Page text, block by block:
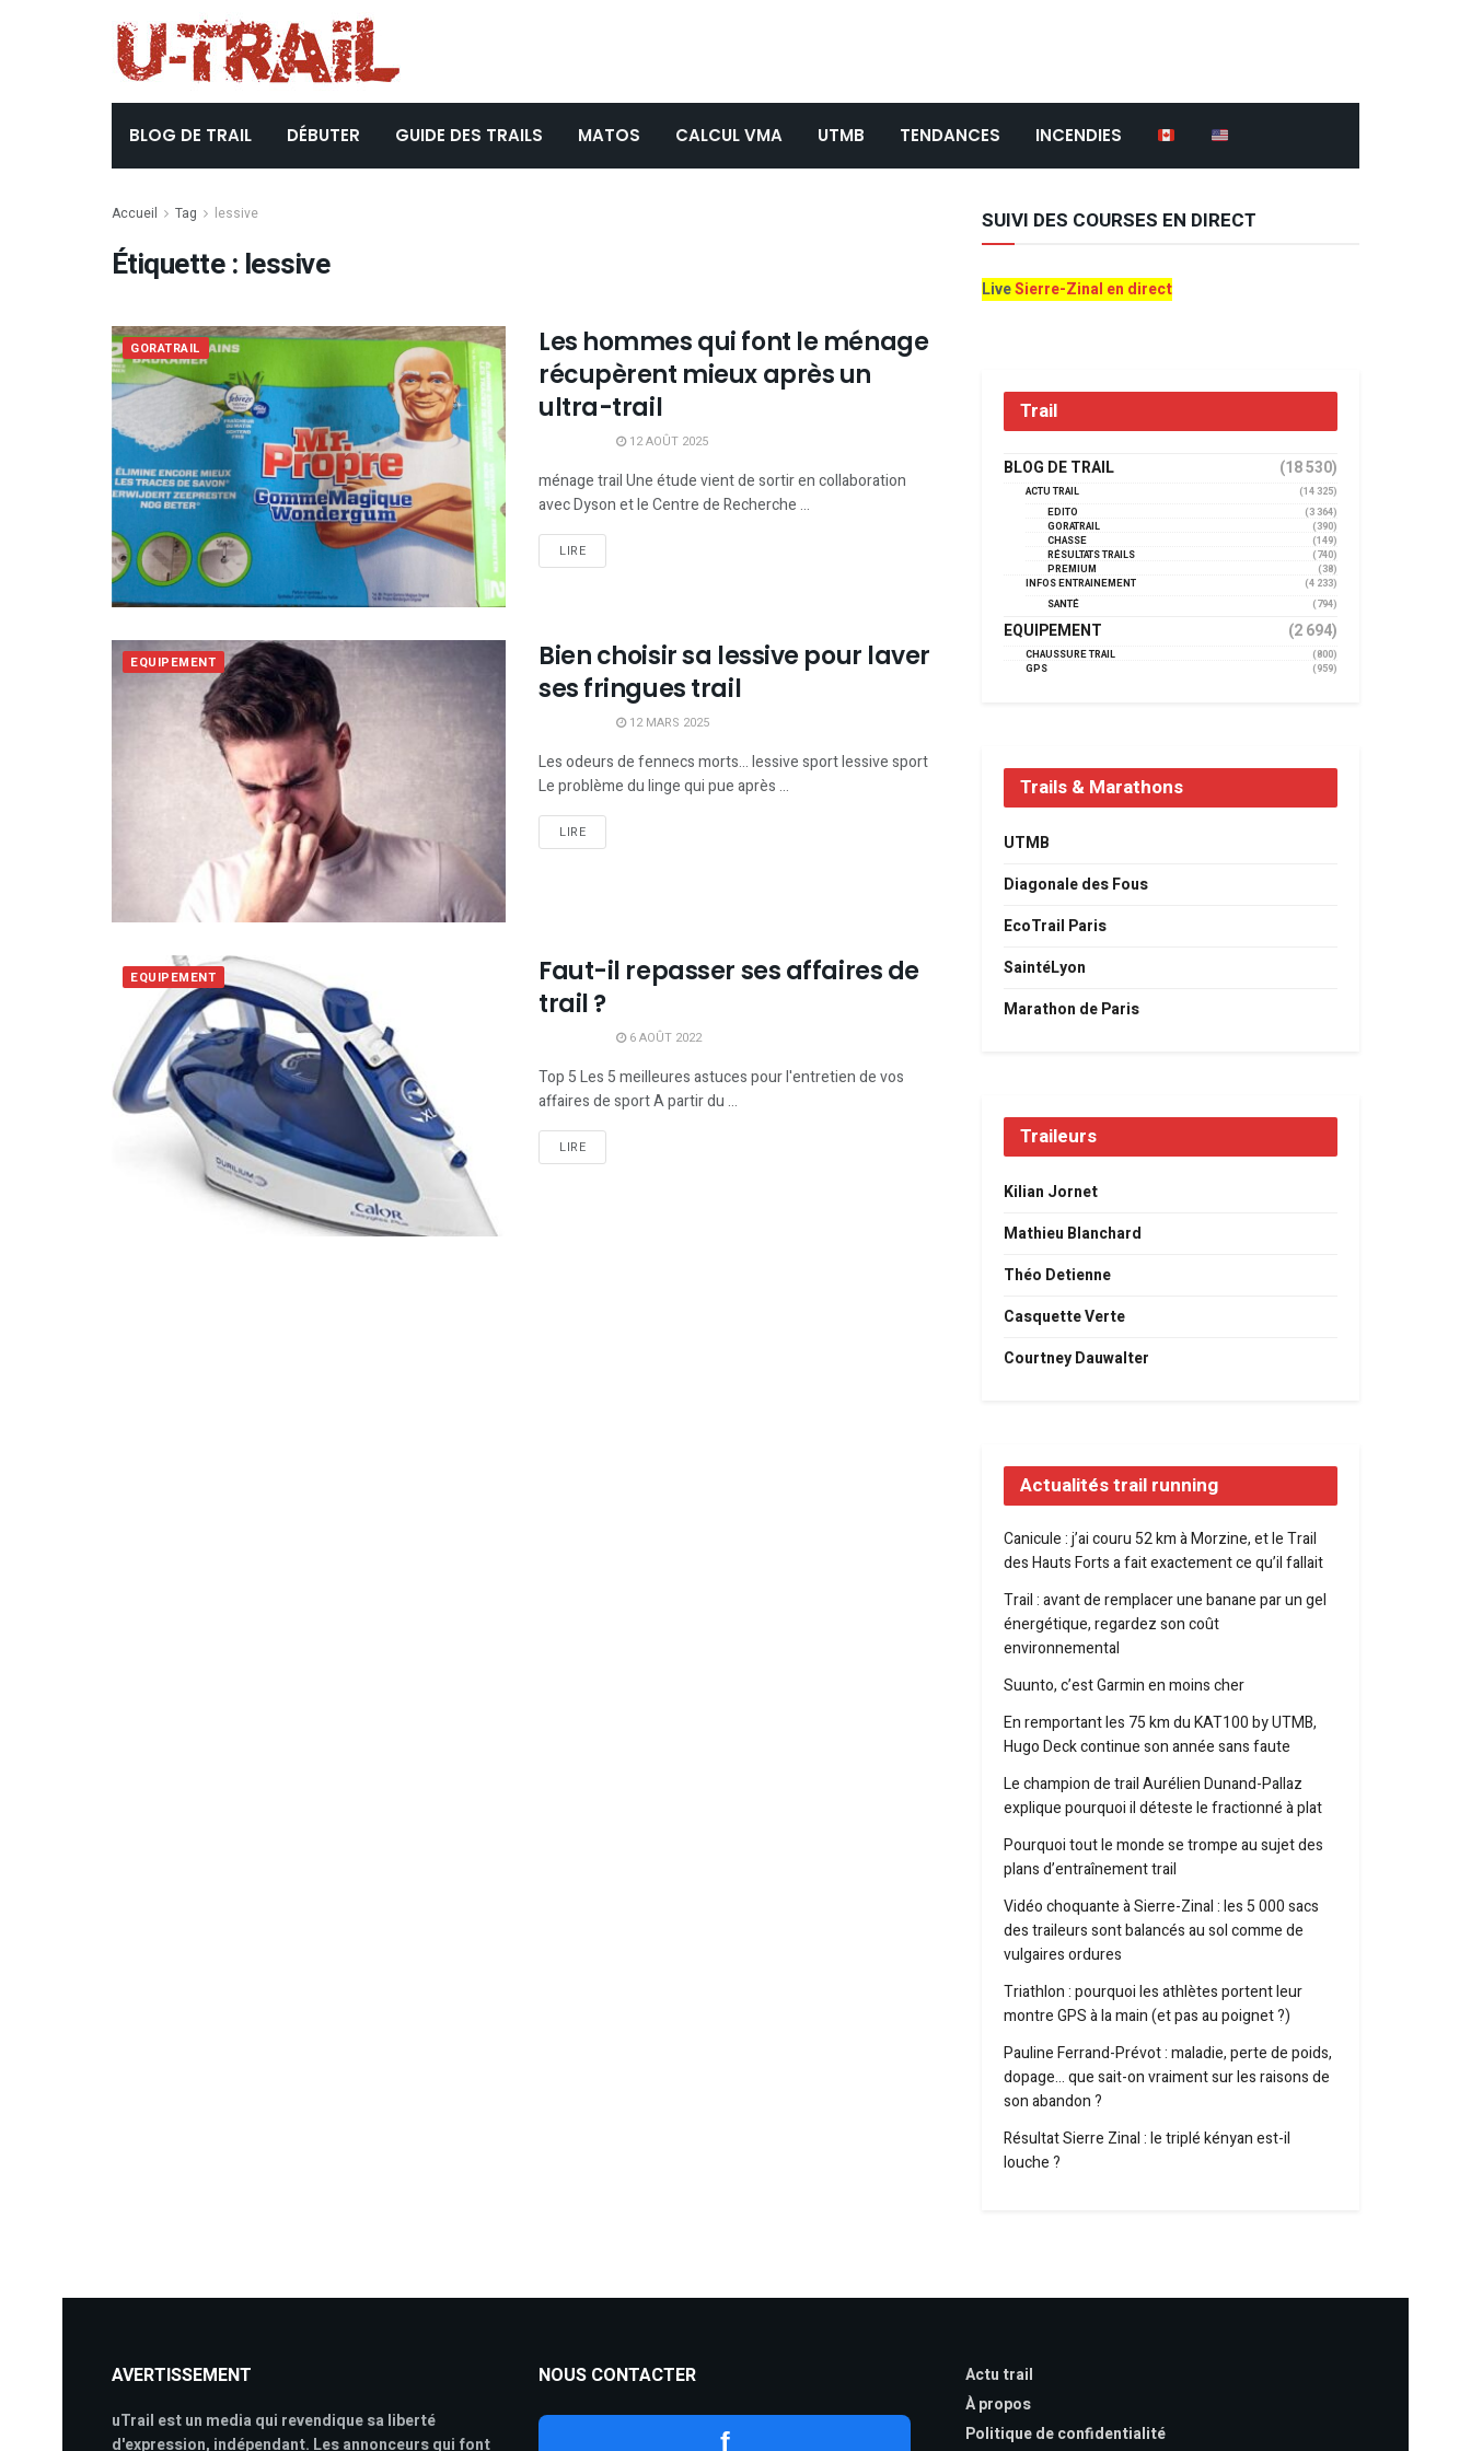
BLOG DE TRAIL DÉBUTER GUIDE DES TRAILS MATOS CALCUL VMA UTMB TENDANCES INCENDIES
Accueil Tag lessive
Étiquette : lessive
GORATRAIL
Les hommes qui font le ménage
récupèrent mieux après un
ultra-trail
12 AOÛT 2025
ménage trail Une étude vient de sortir en collaboration
avec Dyson et le Centre de Recherche ...
LIRE
EQUIPEMENT
Bien choisir sa lessive pour laver
ses fringues trail
12 MARS 2025
Les odeurs de fennecs morts... lessive sport lessive sport
Le problème du linge qui pue après ...
LIRE
EQUIPEMENT
Faut-il repasser ses affaires de
trail ?
6 AOÛT 2022
Top 5 Les 5 meilleures astuces pour l'entretien de vos
affaires de sport A partir du ...
LIRE
SUIVI DES COURSES EN DIRECT
LiveSierre-Zinal en direct
Trail
BLOG DE TRAIL (18 530)
ACTU TRAIL
(14 325)
EDITO
(3 364)
GORATRAIL
(390)
CHASSE
(149)
RÉSULTATS TRAILS
(740)
PREMIUM
(38)
INFOS ENTRAINEMENT
(4 233)
SANTÉ
(794)
EQUIPEMENT (2 694)
CHAUSSURE TRAIL
(800)
GPS
(959)
Trails & Marathons
UTMB
Diagonale des Fous
EcoTrail Paris
SaintéLyon
Marathon de Paris
Traileurs
Kilian Jornet
Mathieu Blanchard
Théo Detienne
Casquette Verte
Courtney Dauwalter
Actualités trail running
Canicule : j’ai couru 52 km à Morzine, et le Trail
des Hauts Forts a fait exactement ce qu’il fallait
Trail : avant de remplacer une banane par un gel
énergétique, regardez son coût
environnemental
Suunto, c’est Garmin en moins cher
En remportant les 75 km du KAT100 by UTMB,
Hugo Deck continue son année sans faute
Le champion de trail Aurélien Dunand-Pallaz
explique pourquoi il déteste le fractionné à plat
Pourquoi tout le monde se trompe au sujet des
plans d’entraînement trail
Vidéo choquante à Sierre-Zinal : les 5 000 sacs
des traileurs sont balancés au sol comme de
vulgaires ordures
Triathlon : pourquoi les athlètes portent leur
montre GPS à la main (et pas au poignet ?)
Pauline Ferrand-Prévot : maladie, perte de poids,
dopage… que sait-on vraiment sur les raisons de
son abandon ?
Résultat Sierre Zinal : le triplé kényan est-il
louche ?
AVERTISSEMENT
uTrail est un media qui revendique sa liberté
d'expression, indépendant. Les annonceurs qui font
NOUS CONTACTER
f
Actu trail
À propos
Politique de confidentialité